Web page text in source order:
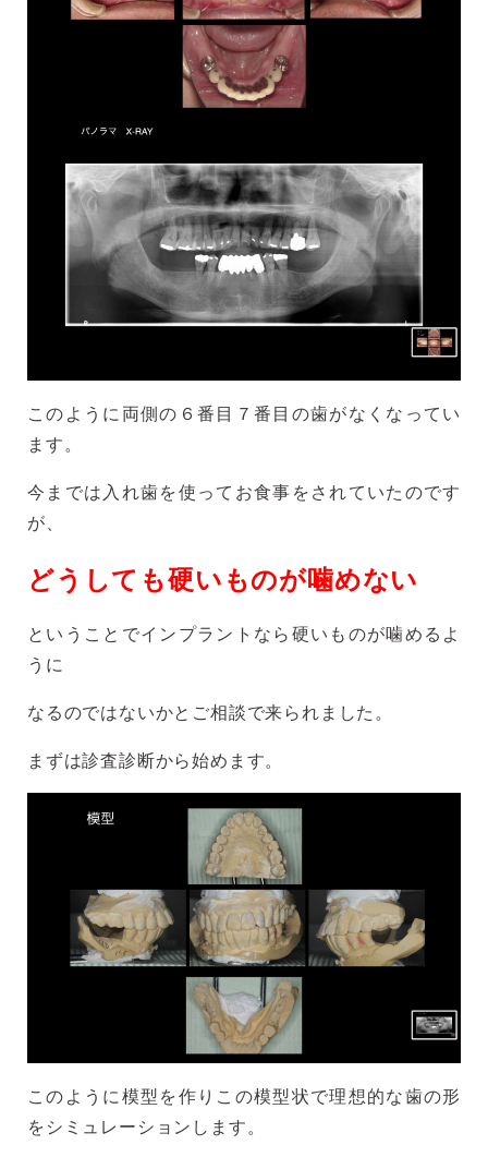
このように両側の６番目７番目の歯がなくなってい
ます。
今までは入れ歯を使ってお食事をされていたのです
が、
どうしても硬いものが噛めない
ということでインプラントなら硬いものが噛めるよ
うに
なるのではないかとご相談で来られました。
まずは診査診断から始めます。
このように模型を作りこの模型状で理想的な歯の形
をシミュレーションします。